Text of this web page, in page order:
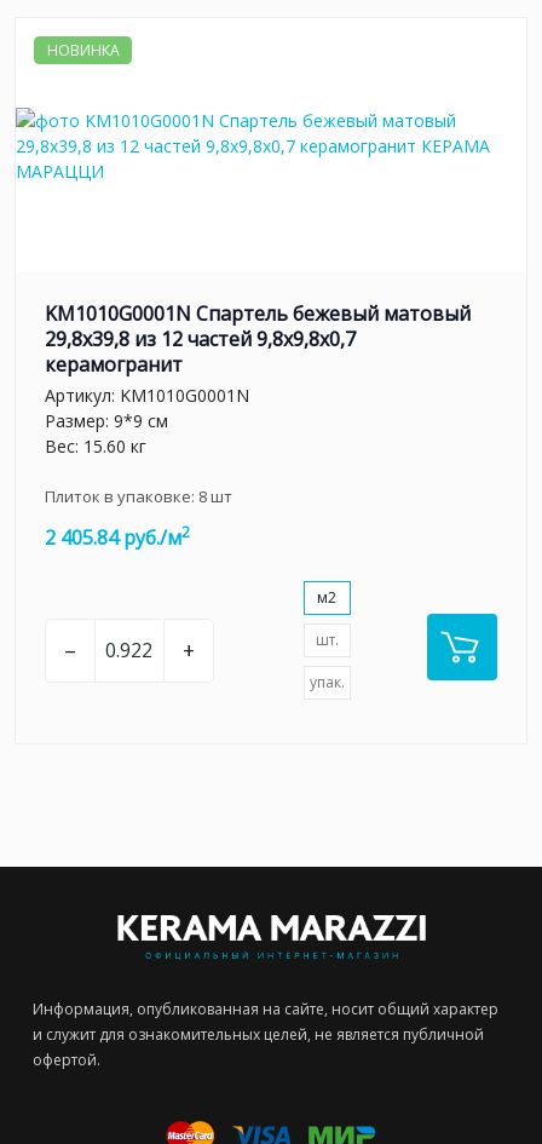
НОВИНКА
KM1010G0001N Спартель бежевый матовый
29,8х39,8 из 12 частей 9,8x9,8x0,7
керамогранит
Артикул: KM1010G0001N
Размер: 9*9 см
Вес: 15.60 кг
Плиток в упаковке: 8шт
2 405.84 руб./м2
– +
м2
шт.
упак.
Информация, опубликованная на сайте, носит общий характер
и служит для ознакомительных целей, не является публичной
офертой.